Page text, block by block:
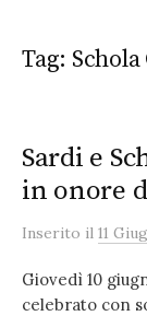
Tag:
Sardi e
in onore
Inserito il 11
Giovedì 10
celebrato con